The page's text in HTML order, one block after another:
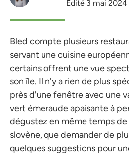
Édité 3 mai 2024
Bled compte plusieurs
servant une cuisine
certains offrent une vue
son île. Il n'y a rien de plus
près d'une fenêtre avec une
vert émeraude apaisante à
dégustez en même temps de
slovène, que demander de
quelques suggestions pour